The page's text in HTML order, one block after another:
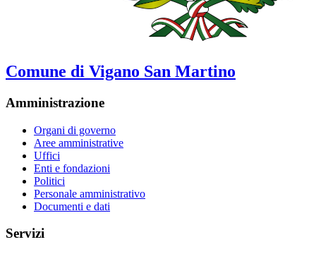
Comune di Vigano San Martino
Amministrazione
Organi di governo
Aree amministrative
Uffici
Enti e fondazioni
Politici
Personale amministrativo
Documenti e dati
Servizi